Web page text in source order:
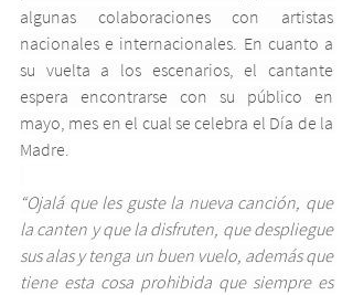
algunas colaboraciones con artistas
nacionales e internacionales. En cuanto a
su vuelta a los escenarios, el cantante
espera encontrarse con su público en
mayo, mes en el cual se celebra el Día de la
Madre.
“Ojalá que les guste la nueva canción, que
la canten y que la disfruten, que despliegue
sus alas y tenga un buen vuelo, además que
tiene esta cosa prohibida que siempre es